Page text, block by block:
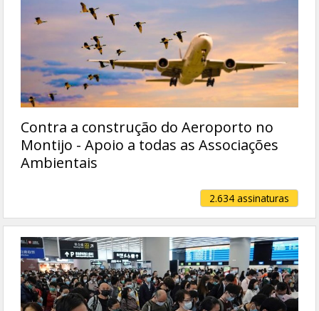
Contra a construção do Aeroporto no
Montijo - Apoio a todas as Associações
Ambientais
2.634 assinaturas